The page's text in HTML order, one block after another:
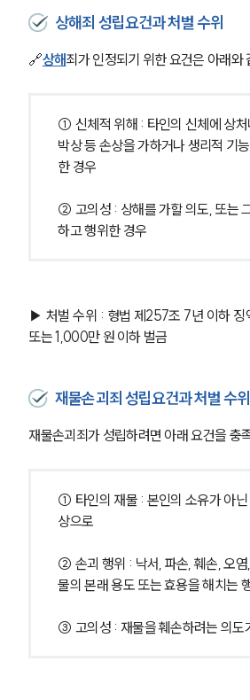
상해죄 성립요건과 처벌 수위
🔗상해죄가 인정되기 위한 요건은 아래와
① 신체적 위해 : 타인의 신체에 상처
박상 등 손상을 가하거나 생리적 기
한 경우
② 고의성 : 상해를 가할 의도, 또는
하고 행위한 경우
▶ 처벌 수위 : 형법 제257조 7년 이하 징
또는 1,000만 원 이하 벌금
재물손괴죄 성립요건과 처벌 수위
재물손괴죄가 성립하려면 아래 요건을 충
① 타인의 재물 : 본인의 소유가 아닌
상으로
② 손괴 행위 : 낙서, 파손, 훼손, 오염
물의 본래 용도 또는 효용을 해치는
③ 고의성 : 재물을 훼손하려는 의도